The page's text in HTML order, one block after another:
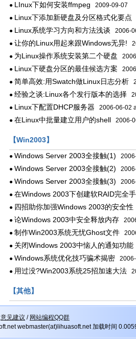
● LInux下如何安装ffmpeg 2009-09-07
● Linux下添加新硬盘及分区格式化要点
● Linux系统学习方向和方法浅谈 2006-
● 让你的Linux用起来跟Windows无异!
● 为Linux操作系统安装第二个硬盘
● Linux下硬盘分区的最佳候选方案
● 简单高效:用Swatch做Linux日志分析
● 经验之谈:Linux各个发行版本的选择
● Linux下配置DHCP服务器 2006-06-02
● 在Linux中批量建立用户的shell 2006-
【Win2003】
● Windows Server 2003全接触(1)
● Windows Server 2003全接触(2)
● Windows Server 2003全接触(3)
● 在Windows 2003下创建软RAID完全
● 四招助你加强Windows 2003的安全性
● 论Windows 2003中安全释放内存
● 制作Win2003系统无忧Ghost文件
● 关闭Windows 2003中恼人的通知功能
● Windows系统优化技巧骗术揭密
● 用过没?Win2003系统25招加速大法
【其他】
意见建议 / 网站编程QQ群
webmaster(at)lihuasoft.net 加载时间